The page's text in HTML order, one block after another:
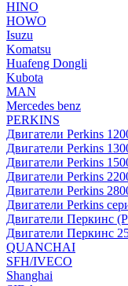
HINO
HOWO
Isuzu
Komatsu
Huafeng Dongli
Kubota
MAN
Mercedes benz
PERKINS
Двигатели Perkins
Двигатели Perkins
Двигатели Perkins
Двигатели Perkins
Двигатели Perkins
Двигатели Perkins
Двигатели Перкинс
Двигатели Перкинс
QUANCHAI
SFH/IVECO
Shanghai